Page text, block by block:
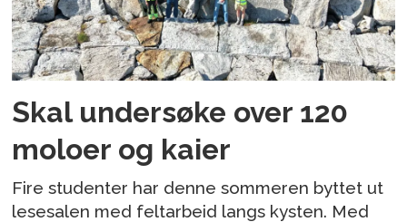
Skal undersøke over 120
moloer og kaier
Fire studenter har denne sommeren byttet ut
lesesalen med feltarbeid langs kysten. Med